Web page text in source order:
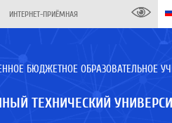
ИНТЕРНЕТ-ПРИЁМНАЯ
БЮДЖЕТНОЕ ОБРАЗОВАТЕЛЬНОЕ
ТЕХНИЧЕСКИЙ